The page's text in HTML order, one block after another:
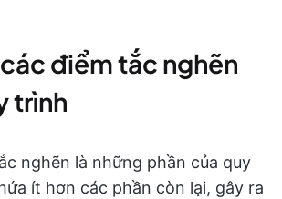
điểm tắc nghẽn
trình
nghẽn là những phần của quy
ít hơn các phần còn lại, gây ra